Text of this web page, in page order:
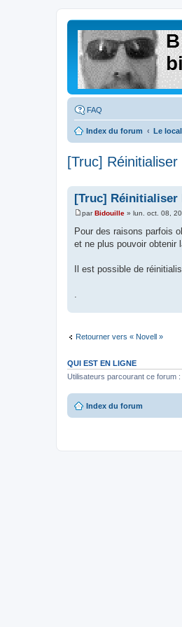
FAQ
Index du forum Le
[Truc]
[Truc] Réinitialiser
M
s
e
parBidouille » lun. oct. 08,
Pour des raisons parfois
et ne plus pouvoir obtenir
Il est possible de
Retourner vers « Novell »
QUI EST EN LIGNE
Utilisateurs parcourant ce forum :
Index du forum